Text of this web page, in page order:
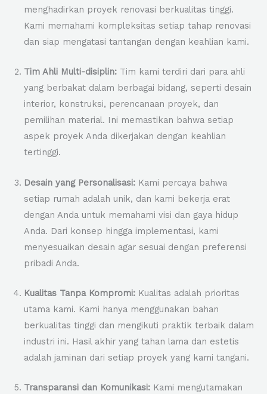
menghadirkan proyek renovasi berkualitas tinggi.
Kami memahami kompleksitas setiap tahap renovasi
dan siap mengatasi tantangan dengan keahlian kami.
Tim Ahli Multi-disiplin: Tim kami terdiri dari para ahli
yang berbakat dalam berbagai bidang, seperti desain
interior, konstruksi, perencanaan proyek, dan
pemilihan material. Ini memastikan bahwa setiap
aspek proyek Anda dikerjakan dengan keahlian
tertinggi.
Desain yang Personalisasi: Kami percaya bahwa
setiap rumah adalah unik, dan kami bekerja erat
dengan Anda untuk memahami visi dan gaya hidup
Anda. Dari konsep hingga implementasi, kami
menyesuaikan desain agar sesuai dengan preferensi
pribadi Anda.
Kualitas Tanpa Kompromi: Kualitas adalah prioritas
utama kami. Kami hanya menggunakan bahan
berkualitas tinggi dan mengikuti praktik terbaik dalam
industri ini. Hasil akhir yang tahan lama dan estetis
adalah jaminan dari setiap proyek yang kami tangani.
Transparansi dan Komunikasi: Kami mengutamakan